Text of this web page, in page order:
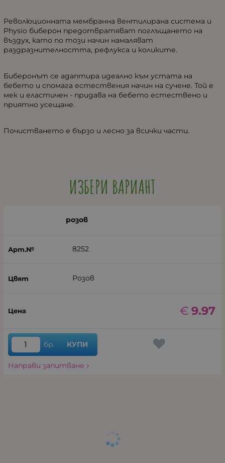
Революционната мембранна вентилирана система и
Physio биберон предотвратяват поглъщането на
въздух, като по този начин намаляват
раздразнителността, рефлукса и коликите.
Биберонът се адаптира идеално към устата на
бебето и спомага естествения начин на сучене. Той е
мек и еластичен - придава на бебето естествено и
приятно усещане.
Почистването е бързо и лесно за всички части.
ИЗБЕРИ ВАРИАНТ
8252
розов
Розов
9.97
€
бр. КУПИ
Направи запитване